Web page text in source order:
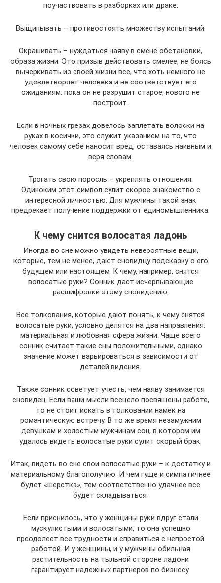
поучаствовать в разборках или драке.
Выщипывать – противостоять множеству испытаний.
Окрашивать – нуждаться наяву в смене обстановки,
образа жизни. Это призыв действовать смелее, не боясь
вычеркивать из своей жизни все, что хоть немного не
удовлетворяет человека и не соответствует его
ожиданиям: пока он не разрушит старое, нового не
построит.
Если в ночных грезах довелось заплетать волоски на
руках в косички, это служит указанием на то, что
человек самому себе наносит вред, оставаясь наивным и
веря словам.
Трогать свою поросль – укреплять отношения.
Одиноким этот символ сулит скорое знакомство с
интересной личностью. Для мужчины такой знак
предрекает получение поддержки от единомышленника.
К чему снится волосатая ладонь
Иногда во сне можно увидеть невероятные вещи,
которые, тем не менее, дают сновидцу подсказку о его
будущем или настоящем. К чему, например, снятся
волосатые руки? Сонник даст исчерпывающие
расшифровки этому сновидению.
Все толкования, которые дают понять, к чему снятся
волосатые руки, условно делятся на два направления:
материальная и любовная сфера жизни. Чаще всего
сонник считает такие сны положительными, однако
значение может варьироваться в зависимости от
деталей видения.
Также сонник советует учесть, чем наяву занимается
сновидец. Если ваши мысли всецело посвящены работе,
то не стоит искать в толковании намек на
романтическую встречу. В то же время незамужним
девушкам и холостым мужчинам сон, в котором им
удалось видеть волосатые руки сулит скорый брак.
Итак, видеть во сне свои волосатые руки – к достатку и
материальному благополучию. И чем гуще и симпатичнее
будет «шерстка», тем соответственно удачнее все
будет складываться.
Если приснилось, что у женщины руки вдруг стали
мускулистыми и волосатыми, то она успешно
преодолеет все трудности и справиться с непростой
работой. И у женщины, и у мужчины обильная
растительность на тыльной стороне ладони
гарантирует надежных партнеров по бизнесу.